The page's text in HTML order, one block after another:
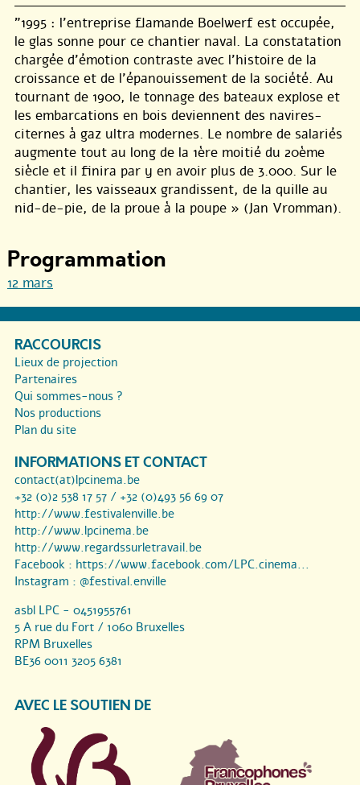
"1995 : l’entreprise flamande Boelwerf est occupée,
le glas sonne pour ce chantier naval. La constatation
chargée d’émotion contraste avec l’histoire de la
croissance et de l’épanouissement de la société. Au
tournant de 1900, le tonnage des bateaux explose et
les embarcations en bois deviennent des navires-
citernes à gaz ultra modernes. Le nombre de salariés
augmente tout au long de la 1ère moitié du 20ème
siècle et il finira par y en avoir plus de 3.000. Sur le
chantier, les vaisseaux grandissent, de la quille au
nid-de-pie, de la proue à la poupe » (Jan Vromman).
Programmation
12 mars
RACCOURCIS
Lieux de projection
Partenaires
Qui sommes-nous ?
Nos productions
Plan du site
INFORMATIONS ET CONTACT
contact(at)lpcinema.be
+32 (0)2 538 17 57 / +32 (0)493 56 69 07
http://www.festivalenville.be
http://www.lpcinema.be
http://www.regardssurletravail.be
Facebook : https://www.facebook.com/LPC.cinema...
Instagram : @festival.enville
asbl LPC - 0451955761
5 A rue du Fort / 1060 Bruxelles
RPM Bruxelles
BE36 0011 3205 6381
AVEC LE SOUTIEN DE